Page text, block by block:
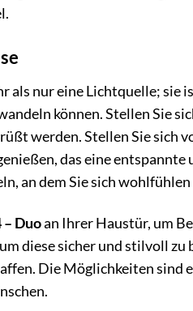
als nur eine Lichtquelle; sie
können. Stellen Sie
werden. Stellen Sie sich
das eine
an dem Sie sich
Duoan Ihrer Haustür, um
diese sicher und stilvoll
Die Möglichkeiten sind